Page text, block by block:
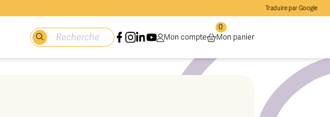
Traduire par Google
Mon compte Mon panier
0